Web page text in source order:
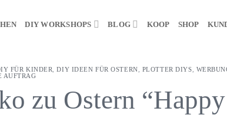
DIY WORKSHOPS BLOG KOOP SHOP
FÜR KINDER ,DIY IDEEN FÜR OSTERN PLOTTER DIYS
AUFTRAG
zu Ostern “Happy